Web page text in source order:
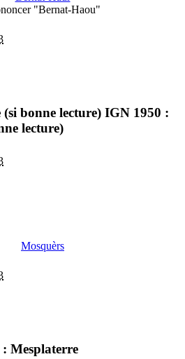
"Bernat-Haou"
bonne lecture) IGN 1950 :
lecture)
Mosquèrs
Mesplaterre